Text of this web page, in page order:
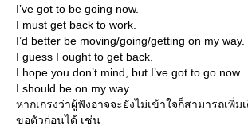
I’ve got to be going now.
I must get back to work.
I’d better be moving/going/getting on my way.
I guess I ought to get back.
I hope you don’t mind, but I’ve got to go now.
I should be on my way.
หากเกรงว่าผู้ฟังอาจจะยังไม่เข้าใจก็สามารถเพิ่ม
ขอตัวก่อนได้ เช่น